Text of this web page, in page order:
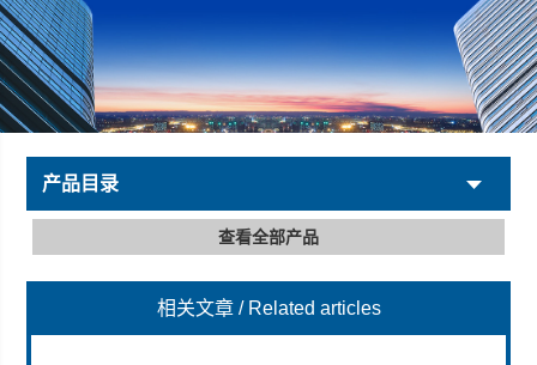
深圳市深博瑞仪器仪表有限公司
产品目录
查看全部产品
相关文章 / Related articles